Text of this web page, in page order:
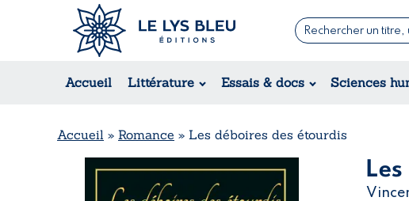
Accueil Littérature Essais & docs Sciences
Romans
Suspense / Thriller / Policier
Accueil » Romance » Les déboires des étourdis